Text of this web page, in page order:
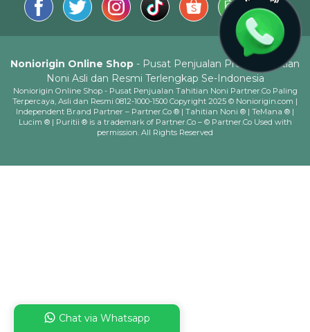
Noniorigin Online Shop - Pusat Penjualan Produk Tahitian
Noni Asli dan Resmi Terlengkap Se-Indonesia
Noniorigin Online Shop - Pusat Penjualan Tahitian Noni Partner.Co Paling
Terpercaya, Asli dan Resmi 0812-1000-1500 Copyright 2025 © Noniorigin.com |
Independent Brand Partner – Partner.Co ® | Tahitian Noni ® | TeMana ® |
Lucim ® | Puritii ® is a trademark of Partner.Co – © Partner.Co Used with
permission. All Rights Reserved
Chat via Whatsapp